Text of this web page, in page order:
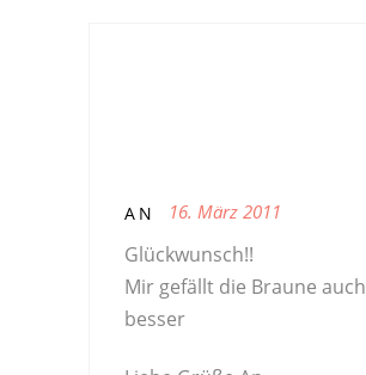
AN 16. März 2011
Glückwunsch!!
Mir gefällt die Braune auch
besser